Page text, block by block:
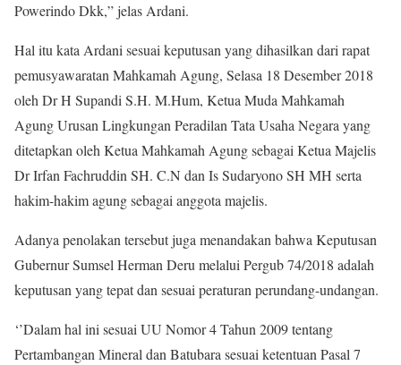
Powerindo Dkk,” jelas Ardani.
Hal itu kata Ardani sesuai keputusan yang dihasilkan dari rapat
pemusyawaratan Mahkamah Agung, Selasa 18 Desember 2018
oleh Dr H Supandi S.H. M.Hum, Ketua Muda Mahkamah
Agung Urusan Lingkungan Peradilan Tata Usaha Negara yang
ditetapkan oleh Ketua Mahkamah Agung sebagai Ketua Majelis
Dr Irfan Fachruddin SH. C.N dan Is Sudaryono SH MH serta
hakim-hakim agung sebagai anggota majelis.
Adanya penolakan tersebut juga menandakan bahwa Keputusan
Gubernur Sumsel Herman Deru melalui Pergub 74/2018 adalah
keputusan yang tepat dan sesuai peraturan perundang-undangan.
‘’Dalam hal ini sesuai UU Nomor 4 Tahun 2009 tentang
Pertambangan Mineral dan Batubara sesuai ketentuan Pasal 7